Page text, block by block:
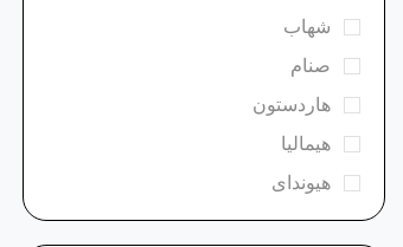
شهاب
صنام
هاردستون
هیمالیا
هیوندای